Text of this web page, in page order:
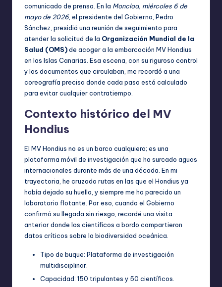
comunicado de prensa. En la Moncloa, miércoles 6 de
mayo de 2026, el presidente del Gobierno, Pedro
Sánchez, presidió una reunión de seguimiento para
atender la solicitud de la Organización Mundial de la
Salud (OMS)de acoger a la embarcación MV Hondius
en las Islas Canarias. Esa escena, con su riguroso control
y los documentos que circulaban, me recordó a una
coreografía precisa donde cada paso está calculado
para evitar cualquier contratiempo.
Contexto histórico del MV
Hondius
El MV Hondius no es un barco cualquiera; es una
plataforma móvil de investigación que ha surcado aguas
internacionales durante más de una década. En mi
trayectoria, he cruzado rutas en las que el Hondius ya
había dejado su huella, y siempre me ha parecido un
laboratorio flotante. Por eso, cuando el Gobierno
confirmó su llegada sin riesgo, recordé una visita
anterior donde los científicos a bordo compartieron
datos críticos sobre la biodiversidad oceánica.
Tipo de buque: Plataforma de investigación
multidisciplinar.
Capacidad: 150 tripulantes y 50 científicos.